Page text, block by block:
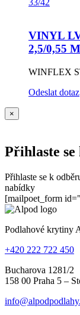
VINYL
2,5/0,55
WINFLEX
Odeslat dotaz
×
Přihlaste se
Přihlaste se k
nabídky
[mailpoet_form
Podlahové krytiny
+420 222 722 450
Bucharova 1281/2
158 00 Praha 5 –